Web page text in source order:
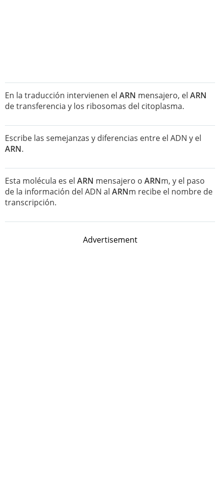
En la traducción intervienen el ARN mensajero, el ARN
de transferencia y los ribosomas del citoplasma.
Escribe las semejanzas y diferencias entre el ADN y el
ARN.
Esta molécula es el ARN mensajero o ARNm, y el paso
de la información del ADN al ARNm recibe el nombre de
transcripción.
Advertisement